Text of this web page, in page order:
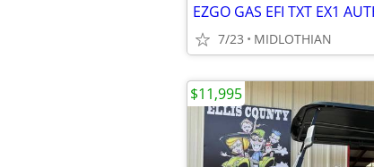
7/23 MIDLOTHIAN
$11,995